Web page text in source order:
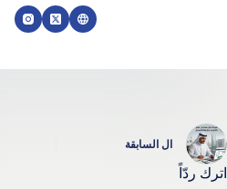
ال السابقة
اترك ردّاً